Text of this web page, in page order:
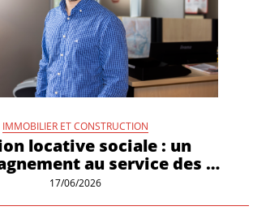
IMMOBILIER ET CONSTRUCTION
locative sociale : un
au service des …
17/06/2026